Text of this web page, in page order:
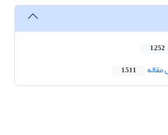
1,252
1,511